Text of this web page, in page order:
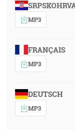
MP3
FRANÇAIS
MP3
DEUTSCH
MP3